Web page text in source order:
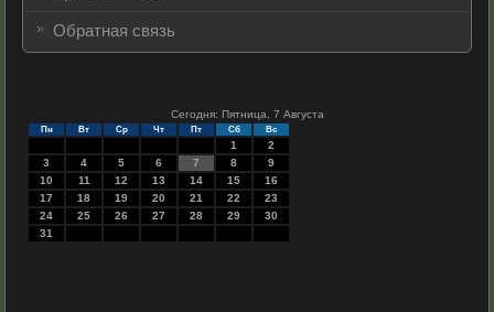
Обратная связь
Сегодня: Пятница, 7 Августа
Пн Вт Ср Чт Пт Сб Вс
1
2
3
4 5 6 7 8
9
10
11 12 13 14 15
16
17
18 19 20 21 22
23
24
25 26 27 28 29
30
31